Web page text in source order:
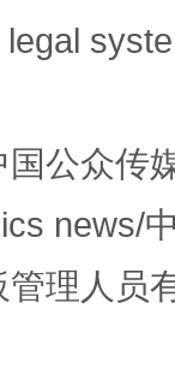
公众传
news/
理人员